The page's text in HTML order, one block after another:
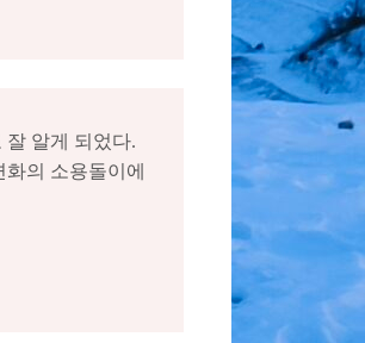
알게 되었다.
의 소용돌이에